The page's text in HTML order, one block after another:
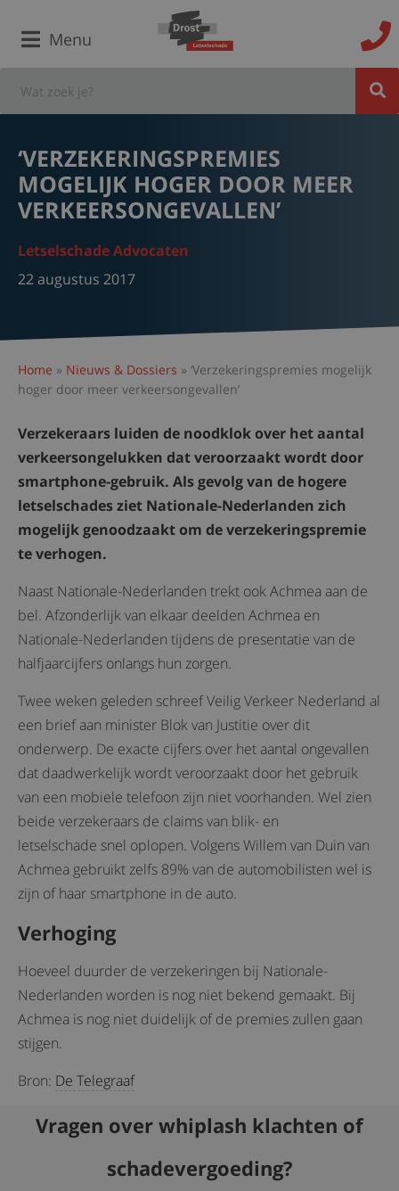
Menu
‘VERZEKERINGSPREMIES
MOGELIJK HOGER DOOR MEER
VERKEERSONGEVALLEN’
Letselschade Advocaten
22 augustus 2017
Home » Nieuws & Dossiers » ‘Verzekeringspremies mogelijk
hoger door meer verkeersongevallen’
Verzekeraars luiden de noodklok over het aantal
verkeersongelukken dat veroorzaakt wordt door
smartphone-gebruik. Als gevolg van de hogere
letselschades ziet Nationale-Nederlanden zich
mogelijk genoodzaakt om de verzekeringspremie
te verhogen.
Naast Nationale-Nederlanden trekt ook Achmea aan de
bel. Afzonderlijk van elkaar deelden Achmea en
Nationale-Nederlanden tijdens de presentatie van de
halfjaarcijfers onlangs hun zorgen.
Twee weken geleden schreef Veilig Verkeer Nederland al
een brief aan minister Blok van Justitie over dit
onderwerp. De exacte cijfers over het aantal ongevallen
dat daadwerkelijk wordt veroorzaakt door het gebruik
van een mobiele telefoon zijn niet voorhanden. Wel zien
beide verzekeraars de claims van blik- en
letselschade snel oplopen. Volgens Willem van Duin van
Achmea gebruikt zelfs 89% van de automobilisten wel is
zijn of haar smartphone in de auto.
Verhoging
Hoeveel duurder de verzekeringen bij Nationale-
Nederlanden worden is nog niet bekend gemaakt. Bij
Achmea is nog niet duidelijk of de premies zullen gaan
stijgen.
Bron: De Telegraaf
Vragen over whiplash klachten of
schadevergoeding?